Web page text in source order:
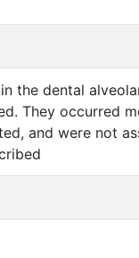
the dental
They occurred
and were not